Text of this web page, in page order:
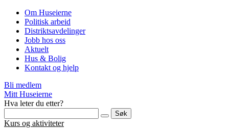
Om Huseierne
Politisk arbeid
Distriktsavdelinger
Jobb hos oss
Aktuelt
Hus & Bolig
Kontakt og hjelp
Bli medlem
Mitt Huseierne
Hva leter du etter?
Søk
Kurs og aktiviteter